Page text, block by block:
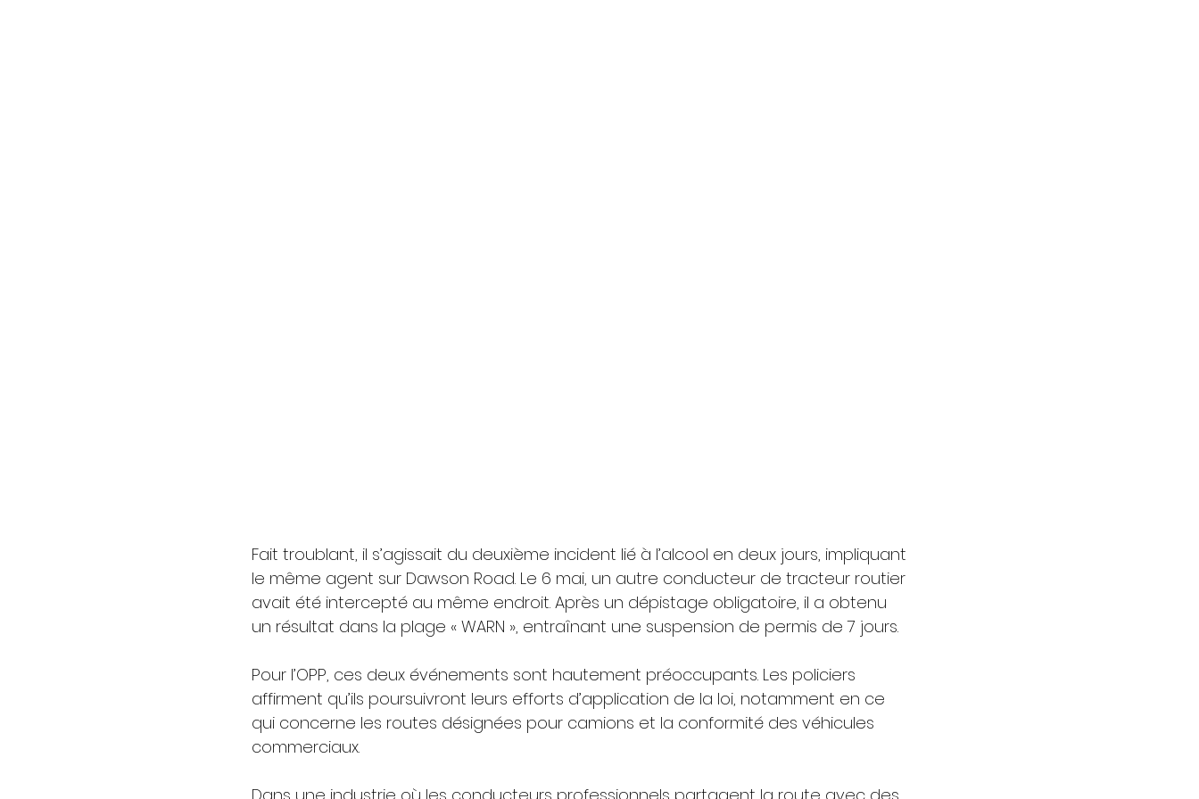
Fait troublant, il s’agissait du deuxième incident lié à l’alcool en deux jours, impliquant
le même agent sur Dawson Road. Le 6 mai, un autre conducteur de tracteur routier
avait été intercepté au même endroit. Après un dépistage obligatoire, il a obtenu
un résultat dans la plage « WARN », entraînant une suspension de permis de 7 jours.
Pour l’OPP, ces deux événements sont hautement préoccupants. Les policiers
affirment qu’ils poursuivront leurs efforts d’application de la loi, notamment en ce
qui concerne les routes désignées pour camions et la conformité des véhicules
commerciaux.